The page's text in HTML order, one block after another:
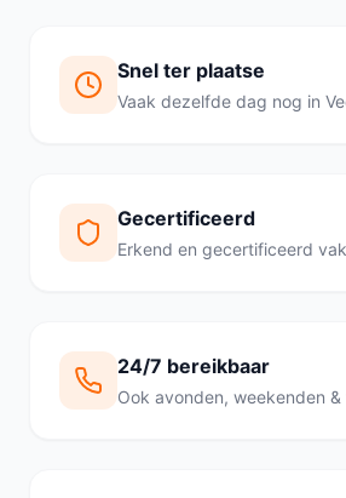
Snel ter plaatse
Vaak dezelfde dag nog in
Gecertificeerd
Erkend en gecertificeerd
24/7 bereikbaar
Ook avonden, weekenden